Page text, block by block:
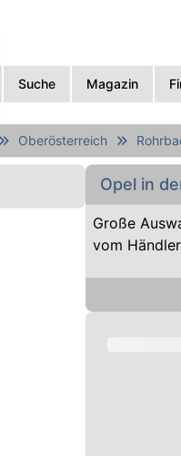
Suche Magazin
Oberösterreich
Opel in
Große
vom